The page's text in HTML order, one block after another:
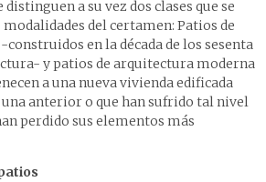
distinguen a su vez dos clases que se
del certamen: Patios de
en la década de los sesenta
y patios de arquitectura moderna
a una nueva vivienda edificada
anterior o que han sufrido tal nivel
perdido sus elementos más